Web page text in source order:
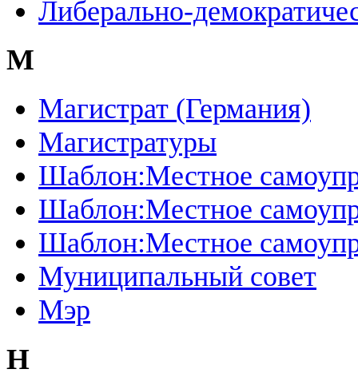
Либерально-
М
Магистрат (Германия)
Магистратуры
Шаблон:Местное
Шаблон:Местное
Шаблон:Местное
Муниципальный совет
Мэр
Н